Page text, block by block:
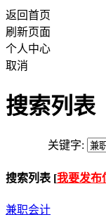
返回首页
刷新页面
个人中心
取消
搜索列表
关键字:
搜索列表 [我要发布
兼职会计